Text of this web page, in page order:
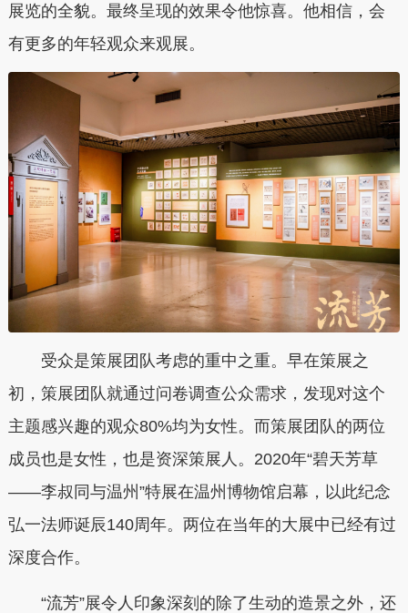
展览的全貌。最终呈现的效果令他惊喜。他相信，会
有更多的年轻观众来观展。
受众是策展团队考虑的重中之重。早在策展之
初，策展团队就通过问卷调查公众需求，发现对这个
主题感兴趣的观众80%均为女性。而策展团队的两位
成员也是女性，也是资深策展人。2020年“碧天芳草
——李叔同与温州 ”特展在温州博物馆启幕，以此纪念
弘一法师诞辰140周年。两位在当年的大展中已经有过
深度合作。
“流芳”展令人印象深刻的除了生动的造景之外，还